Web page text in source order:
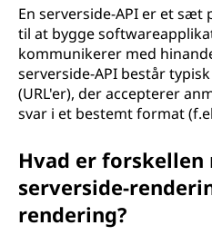
En serverside-API er et
til at bygge
kommunikerer med
serverside-API består
(URL'er), der accepterer
svar i et bestemt format
Hvad er forskellen
serverside-
rendering?